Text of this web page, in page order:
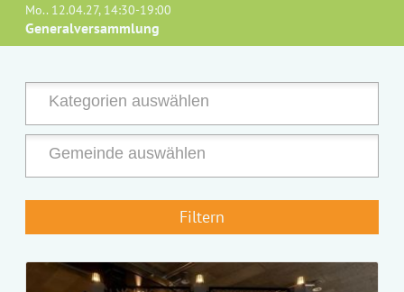
Mo.. 12.04.27, 14:30-19:00
Generalversammlung
Filtern